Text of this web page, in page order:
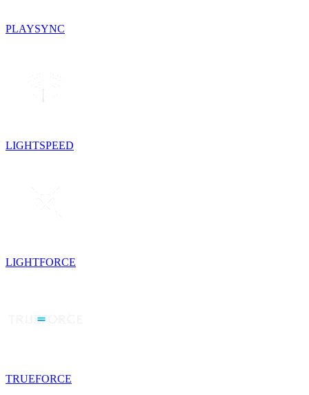
PLAYSYNC
LIGHTSPEED
LIGHTFORCE
TRUEFORCE